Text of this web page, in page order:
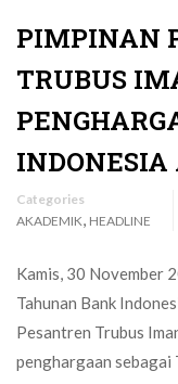
PIMPINAN
TRUBUS
INDONESIA
Categories
AKADEMIK HEADLINE
Kamis, 30 November
Tahunan Bank
Pesantren Trubus
penghargaan sebagai